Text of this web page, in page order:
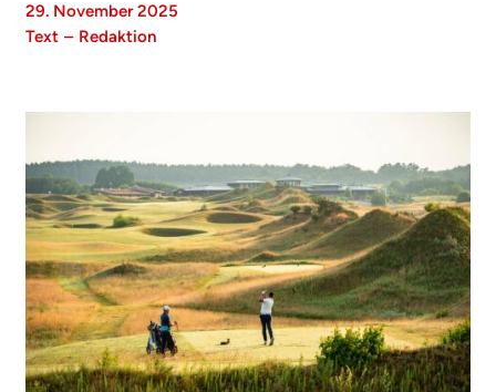
29. November 2025
Text – Redaktion